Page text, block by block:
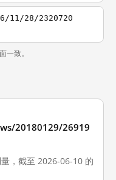
11/28/2320720
一致。
20180129/26919
，截至 2026-06-10 的